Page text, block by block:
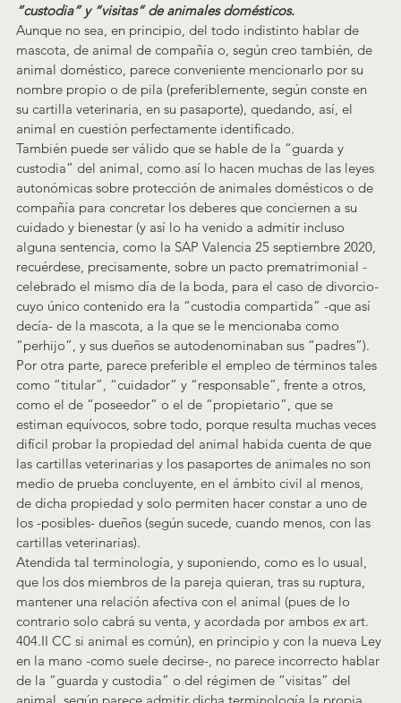
“custodia” y “visitas” de animales domésticos.
Aunque no sea, en principio, del todo indistinto hablar de
mascota, de animal de compañía o, según creo también, de
animal doméstico, parece conveniente mencionarlo por su
nombre propio o de pila (preferiblemente, según conste en
su cartilla veterinaria, en su pasaporte), quedando, así, el
animal en cuestión perfectamente identificado.
También puede ser válido que se hable de la “guarda y
custodia” del animal, como así lo hacen muchas de las leyes
autonómicas sobre protección de animales domésticos o de
compañía para concretar los deberes que conciernen a su
cuidado y bienestar (y así lo ha venido a admitir incluso
alguna sentencia, como la SAP Valencia 25 septiembre 2020
recuérdese, precisamente, sobre un pacto prematrimonial -
celebrado el mismo día de la boda, para el caso de divorcio-
cuyo único contenido era la “custodia compartida” -que así
decía- de la mascota, a la que se le mencionaba como
“perhijo”, y sus dueños se autodenominaban sus “padres”).
Por otra parte, parece preferible el empleo de términos tales
como “titular”, “cuidador” y “responsable”, frente a otros,
como el de “poseedor” o el de “propietario”, que se
estiman equívocos, sobre todo, porque resulta muchas veces
difícil probar la propiedad del animal habida cuenta de que
las cartillas veterinarias y los pasaportes de animales no son
medio de prueba concluyente, en el ámbito civil al menos,
de dicha propiedad y solo permiten hacer constar a uno de
los -posibles- dueños (según sucede, cuando menos, con las
cartillas veterinarias).
Atendida tal terminología, y suponiendo, como es lo usual,
que los dos miembros de la pareja quieran, tras su ruptura,
mantener una relación afectiva con el animal (pues de lo
contrario solo cabrá su venta, y acordada por ambos ex art.
404.II CC si animal es común), en principio y con la nueva Ley
en la mano -como suele decirse-, no parece incorrecto hablar
de la “guarda y custodia” o del régimen de “visitas” del